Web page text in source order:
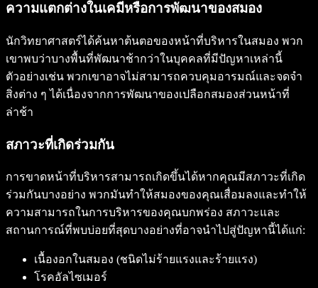
ความแตกต่างในเคมีหรือการพัฒนาของสมอง
นักวิทยาศาสตร์ได้ค้นหาต้นตอของหน้าที่บริหารในสมอง พวก
เขาพบว่าบางพื้นที่พัฒนาช้ากว่าในบุคคลที่มีปัญหาเหล่านี้
ตัวอย่างเช่น พวกเขาอาจไม่สามารถควบคุมอารมณ์และจดจำ
สิ่งต่าง ๆ ได้เนื่องจากการพัฒนาของเปลือกสมองส่วนหน้าที่
ล่าช้า
สภาวะที่เกิดร่วมกัน
การขาดหน้าที่บริหารสามารถเกิดขึ้นได้หากคุณมีสภาวะที่เกิด
ร่วมกันบางอย่าง พวกมันทำให้สมองของคุณเสื่อมลงและทำให้
ความสามารถในการบริหารของคุณบกพร่อง สภาวะและ
สถานการณ์ที่พบบ่อยที่สุดบางอย่างที่อาจนำไปสู่ปัญหานี้ได้แก่:
เนื้องอกในสมอง (ชนิดไม่ร้ายแรงและร้ายแรง)
โรคอัลไซเมอร์